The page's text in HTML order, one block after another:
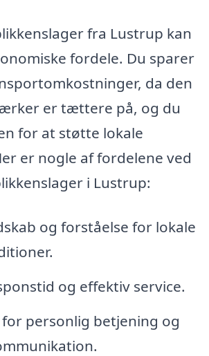
fra Lustrup kan
fordele. Du sparer
da den
er tættere på, og du
for at støtte lokale
er nogle af fordelene ved
i Lustrup:
og forståelse for lokale
og effektiv service.
personlig betjening og